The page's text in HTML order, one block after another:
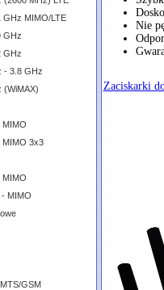
GHz MIMO/LTE
GHz
GHz
- 3.8 GHz
(WiMAX)
MIMO
MIMO 3x3
MIMO
MIMO
GSM
Nie
Zaciskarki